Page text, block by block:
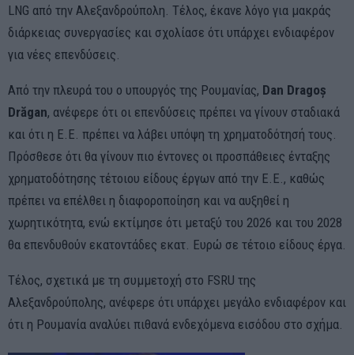
LNG από την Αλεξανδρούπολη. Τέλος, έκανε λόγο για μακράς
διάρκειας συνεργασίες και σχολίασε ότι υπάρχει ενδιαφέρον
για νέες επενδύσεις.
Από την πλευρά του ο υπουργός της Ρουμανίας, Dan Dragoș
Drăgan, ανέφερε ότι οι επενδύσεις πρέπει να γίνουν σταδιακά
και ότι η Ε.Ε. πρέπει να λάβει υπόψη τη χρηματοδότησή τους.
Πρόσθεσε ότι θα γίνουν πιο έντονες οι προσπάθειες ένταξης
χρηματοδότησης τέτοιου είδους έργων από την Ε.Ε., καθώς
πρέπει να επέλθει η διαφοροποίηση και να αυξηθεί η
χωρητικότητα, ενώ εκτίμησε ότι μεταξύ του 2026 και του 2028
θα επενδυθούν εκατοντάδες εκατ. Ευρώ σε τέτοιο είδους έργα.
Τέλος, σχετικά με τη συμμετοχή στο FSRU της
Αλεξανδρούπολης, ανέφερε ότι υπάρχει μεγάλο ενδιαφέρον και
ότι η Ρουμανία αναλύει πιθανά ενδεχόμενα εισόδου στο σχήμα.